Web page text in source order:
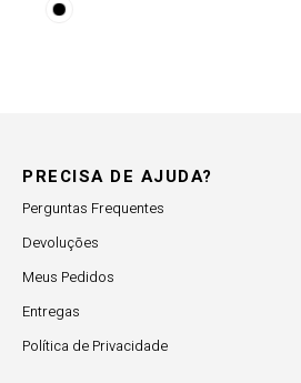
Renda
PRECISA DE AJUDA?
Perguntas Frequentes
Devoluções
Meus Pedidos
Entregas
Política de Privacidade